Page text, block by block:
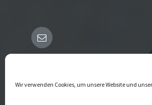
Wir verwenden Cookies, um unsere Website und
Email